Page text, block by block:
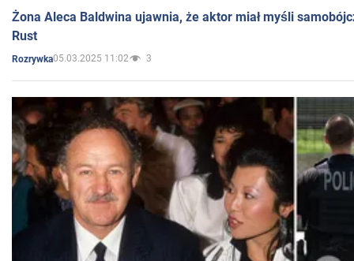
Żona Aleca Baldwina ujawnia, że aktor miał myśli
Rust
Rozrywka05.03.2025 11:02 3